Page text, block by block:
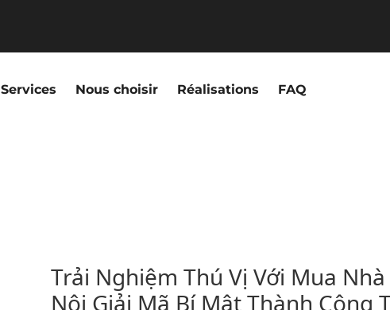
Services Nous choisir Réalisations FAQ
Trải Nghiệm Thú Vị Với Mua
Nội Giải Mã Bí Mật Thành Công